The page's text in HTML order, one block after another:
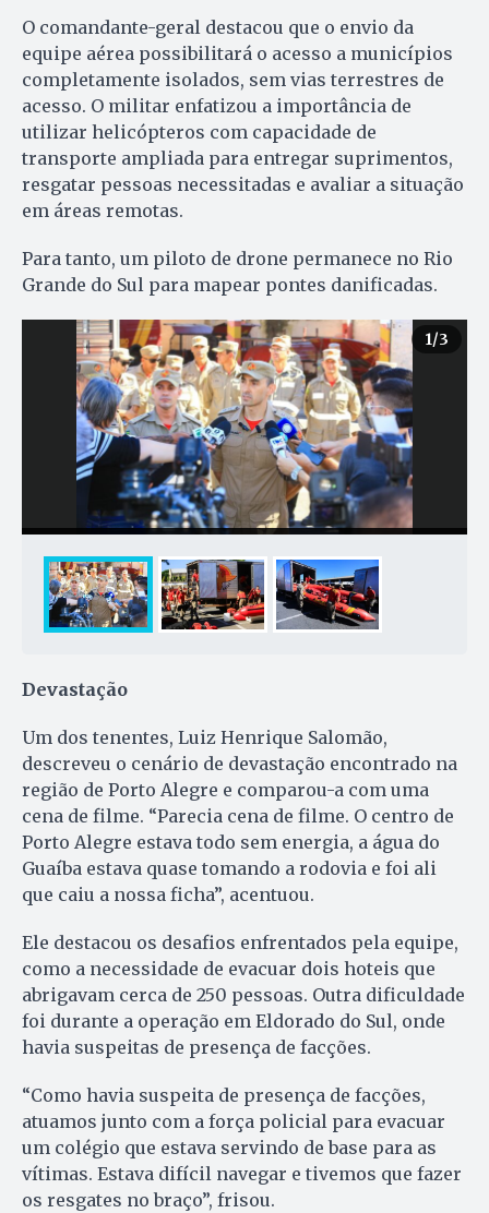
O comandante-geral destacou que o envio da
equipe aérea possibilitará o acesso a municípios
completamente isolados, sem vias terrestres de
acesso. O militar enfatizou a importância de
utilizar helicópteros com capacidade de
transporte ampliada para entregar suprimentos,
resgatar pessoas necessitadas e avaliar a situação
em áreas remotas.
Para tanto, um piloto de drone permanece no Rio
Grande do Sul para mapear pontes danificadas.
1/3
Devastação
Um dos tenentes, Luiz Henrique Salomão,
descreveu o cenário de devastação encontrado na
região de Porto Alegre e comparou-a com uma
cena de filme. “Parecia cena de filme. O centro de
Porto Alegre estava todo sem energia, a água do
Guaíba estava quase tomando a rodovia e foi ali
que caiu a nossa ficha”, acentuou.
Ele destacou os desafios enfrentados pela equipe,
como a necessidade de evacuar dois hoteis que
abrigavam cerca de 250 pessoas. Outra dificuldade
foi durante a operação em Eldorado do Sul, onde
havia suspeitas de presença de facções.
“Como havia suspeita de presença de facções,
atuamos junto com a força policial para evacuar
um colégio que estava servindo de base para as
vítimas. Estava difícil navegar e tivemos que fazer
os resgates no braço”, frisou.